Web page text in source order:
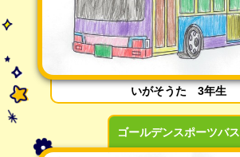
いがそうた 3年生
ゴールデンスポーツバス